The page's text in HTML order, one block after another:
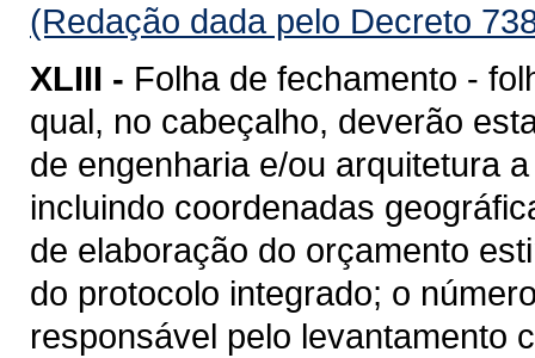
(Redação dada pelo Decreto
XLIII - Folha de fechamento -
qual, no cabeçalho, deverão
de engenharia e/ou arquitetura
incluindo coordenadas
de elaboração do orçamento
do protocolo integrado; o
responsável pelo levantamento